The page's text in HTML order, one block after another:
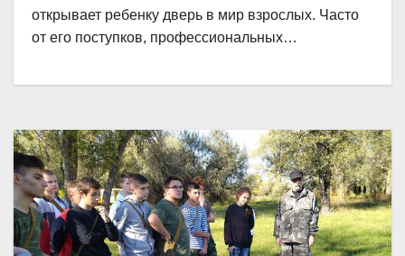
открывает ребенку дверь в мир взрослых. Часто
от его поступков, профессиональных…